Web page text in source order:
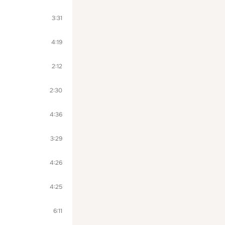
3:31
4:19
2:12
2:30
4:36
3:29
4:26
4:25
6:11